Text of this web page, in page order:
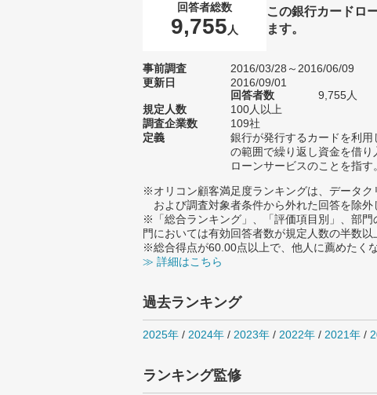
回答者総数
9,755 人
この銀行カードロ
ます。
事前調査
2016/03/28～2016/06/09
更新日
2016/09/01
回答者数
9,755人
規定人数
100人以上
調査企業数
109社
定義
銀行が発行するカードを利
の範囲で繰り返し資金を借
ローンサービスのことを指す。
※オリコン顧客満足度ランキングは、データク
および調査対象者条件から外れた回答を除外
※「総合ランキング」、「評価項目別」、部
門においては有効回答者数が規定人数の半数以
※総合得点が60.00点以上で、他人に薦めたく
≫ 詳細はこちら
過去ランキング
2025年 / 2024年 / 2023年 / 2022年 / 2021年 /
ランキング監修